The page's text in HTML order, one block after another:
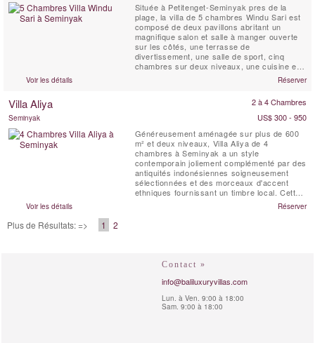
Située à Petitenget-Seminyak pres de la
plage, la villa de 5 chambres Windu Sari est
composé de deux pavillons abritant un
magnifique salon et salle à manger ouverte
sur les côtés, une terrasse de
divertissement, une salle de sport, cinq
chambres sur deux niveaux, une cuisine et
un service zone. La propriété est située
dans un ravissant jardin clos avec piscine.
Glenn Parker, aux intérieurs conçus par
Voir les détails Réserver
Villa Aliya 2 à 4 Chambres
Seminyak
US$ 300 - 950
Généreusement aménagée sur plus de 600
m² et deux niveaux, Villa Aliya de 4
chambres à Seminyak a un style
contemporain joliement complémenté par des
antiquités indonésiennes soigneusement
sélectionnées et des morceaux d'accent
ethniques fournissant un timbre local. Cette
villa de location a des espaces de vie fluides
et généreux qui ont été conçus pour attraper
Voir les détails Réserver
Plus de Résultats: => 1 2
Contact »
info@baliluxuryvillas.com
Lun. à Ven. 9:00 à 18:00
Sam. 9:00 à 18:00